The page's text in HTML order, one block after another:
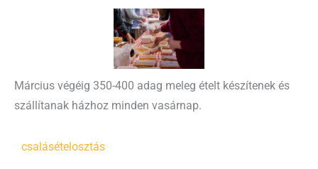
Március végéig 350-400 adag meleg ételt készítenek és
szállítanak házhoz minden vasárnap.
csalásételosztás